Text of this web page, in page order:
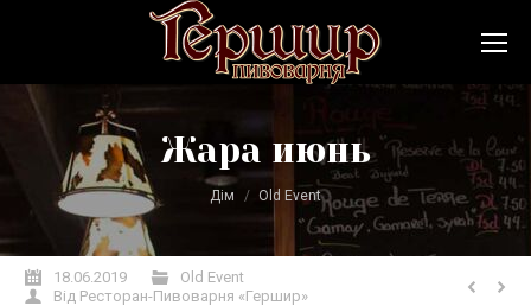
Жара июнь
Ви тут: Дім Old Event
18.06.2019
Old Event
Від Ресторан-Пивоварня «Гершир»